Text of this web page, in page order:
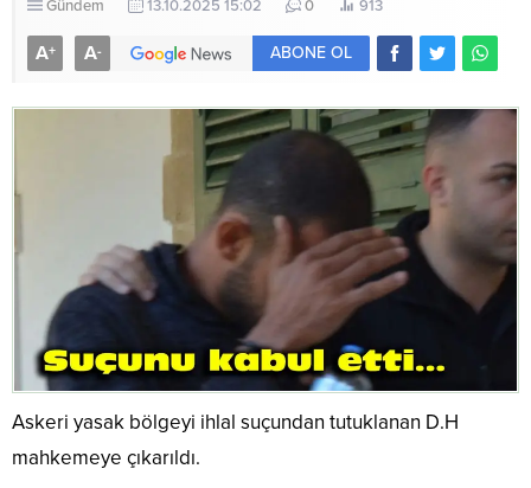
Gündem 13.10.2025 15:02 0 913
A+ A- ABONE OL
Askeri yasak bölgeyi ihlal suçundan tutuklanan D.H
mahkemeye çıkarıldı.